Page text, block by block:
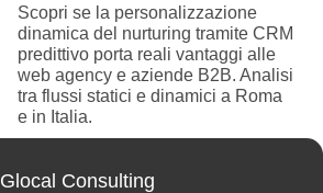
Scopri se la personalizzazione
dinamica del nurturing tramite CRM
predittivo porta reali vantaggi alle
web agency e aziende B2B. Analisi
tra flussi statici e dinamici a Roma
e in Italia.
Glocal Consulting